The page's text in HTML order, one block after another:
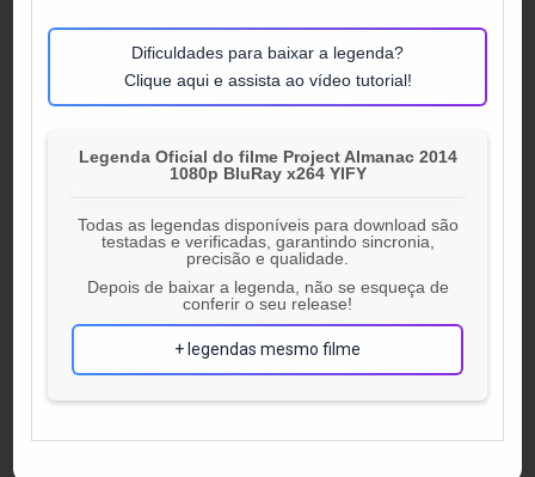
Dificuldades para baixar a legenda?
Clique aqui e assista ao vídeo tutorial!
Legenda Oficial do filme Project Almanac 2014
1080p BluRay x264 YIFY
Todas as legendas disponíveis para download são
testadas e verificadas, garantindo sincronia,
precisão e qualidade.
Depois de baixar a legenda, não se esqueça de
conferir o seu release!
+ legendas mesmo filme